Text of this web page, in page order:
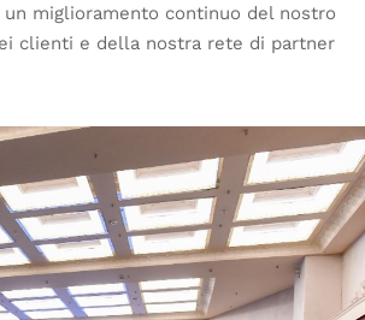
miglioramento continuo del nostro
clienti e della nostra rete di partner